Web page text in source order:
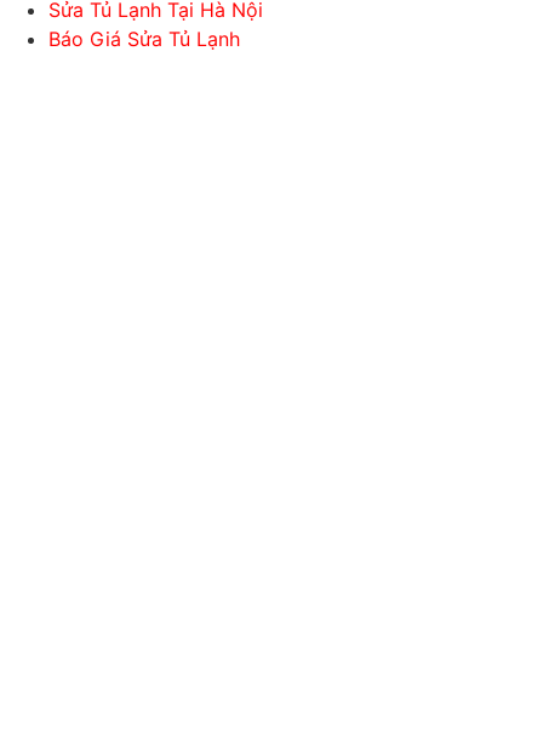
Sửa Tủ Lạnh Tại Hà Nội
Báo Giá Sửa Tủ Lạnh